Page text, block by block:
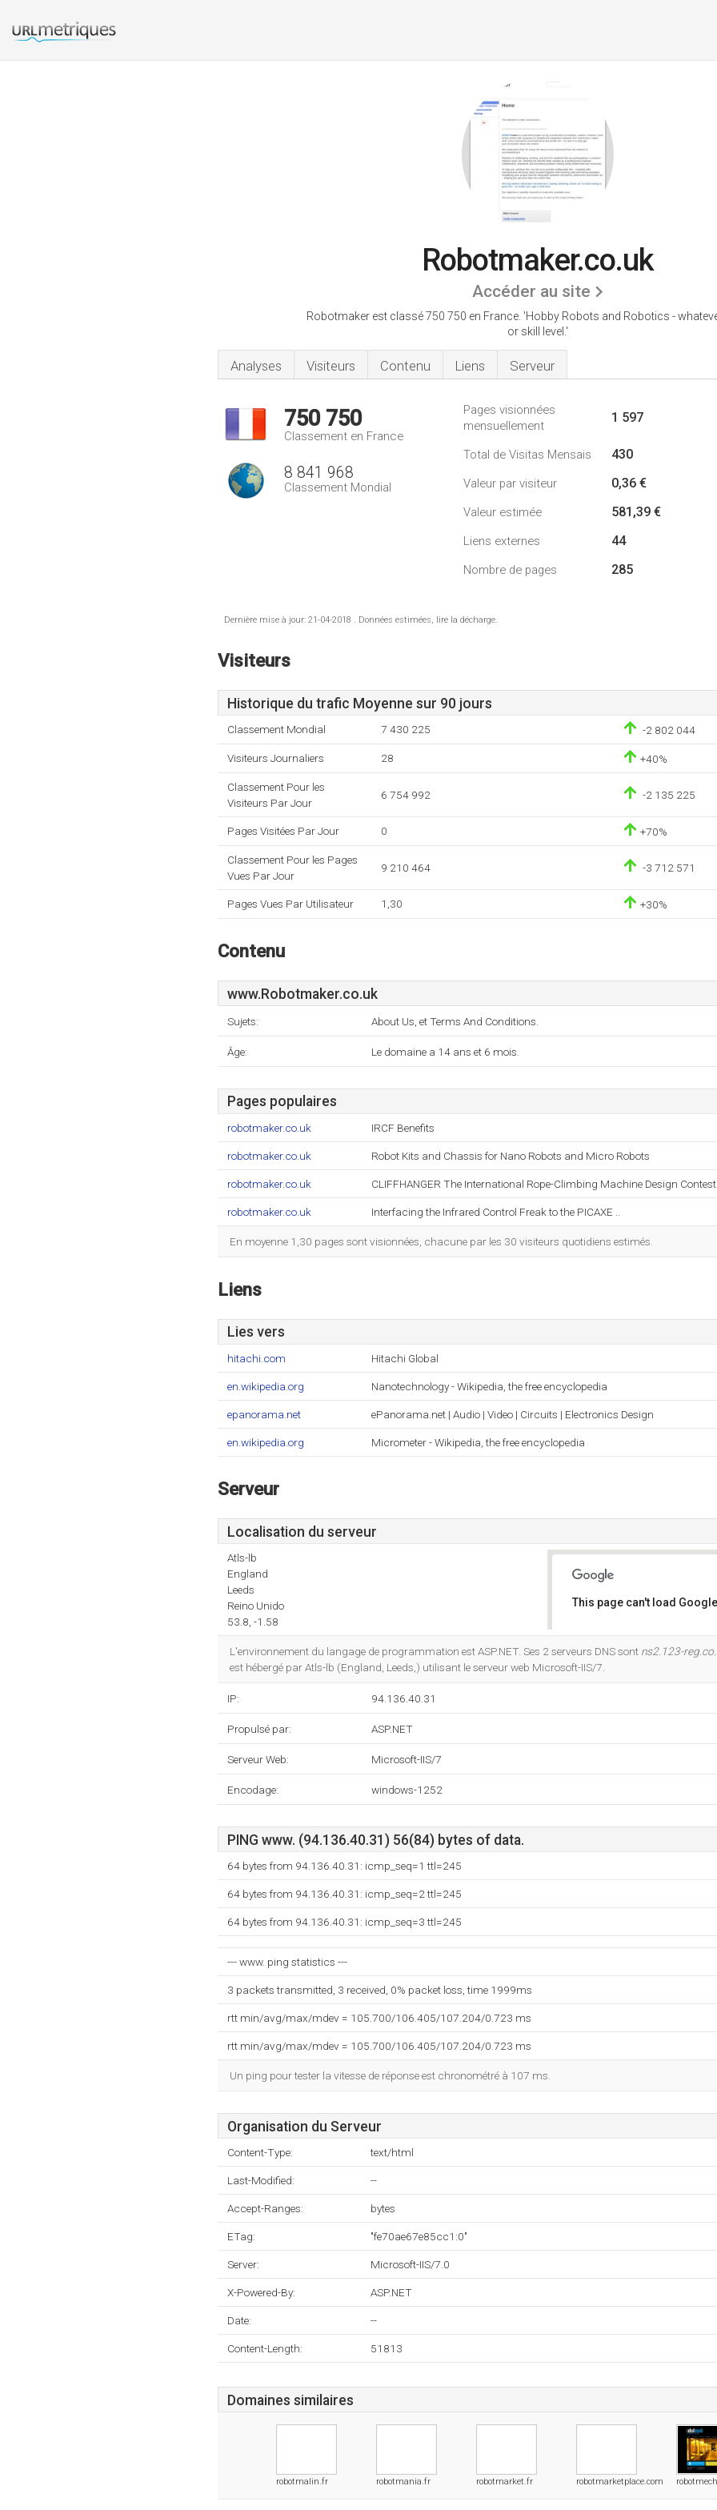
Robotmaker.co.uk
Accéder au site
Robotmaker est classé 750 750 en France. 'Hobby Robots and Robotics -
or skill level.'
Analyses Visiteurs Contenu Liens Serveur
750 750
Classement en France
8 841 968
Classement Mondial
Pages visionnées
mensuellement
1 597
Total de Visitas Mensais 430
Valeur par visiteur 0,36 €
Valeur estimée 581,39 €
Liens externes 44
Nombre de pages 285
Dernière mise à jour: 21-04-2018 . Données estimées, lire la décharge.
Visiteurs
Historique du trafic Moyenne sur 90 jours
Classement Mondial 7 430 225 -2 802 044
Visiteurs Journaliers 28 +40%
Classement Pour les
Visiteurs Par Jour
6 754 992 -2 135 225
Pages Visitées Par Jour 0 +70%
Classement Pour les Pages
Vues Par Jour
9 210 464 -3 712 571
Pages Vues Par Utilisateur 1,30 +30%
Contenu
www.Robotmaker.co.uk
Sujets: About Us, et Terms And Conditions.
Âge: Le domaine a 14 ans et 6 mois.
Pages populaires
robotmaker.co.uk IRCF Benefits
robotmaker.co.uk Robot Kits and Chassis for Nano Robots and Micro Robots
robotmaker.co.uk CLIFFHANGER The International Rope-Climbing Machine Design Contest
robotmaker.co.uk Interfacing the Infrared Control Freak to the PICAXE ..
En moyenne 1,30 pages sont visionnées, chacune par les 30 visiteurs quotidiens estimés.
Liens
Lies vers
hitachi.com Hitachi Global
en.wikipedia.org Nanotechnology - Wikipedia, the free encyclopedia
epanorama.net ePanorama.net | Audio | Video | Circuits | Electronics Design
en.wikipedia.org Micrometer - Wikipedia, the free encyclopedia
Serveur
Localisation du serveur
Atls-lb
England
Leeds
Reino Unido
53.8, -1.58
This page can't load
L'environnement du langage de programmation est ASP.NET. Ses 2 serveurs DNS sont ns2.123-
est hébergé par Atls-lb (England, Leeds,) utilisant le serveur web Microsoft-IIS/7.
IP: 94.136.40.31
Propulsé par: ASP.NET
Serveur Web: Microsoft-IIS/7
Encodage: windows-1252
PING www. (94.136.40.31) 56(84) bytes of data.
64 bytes from 94.136.40.31: icmp_seq=1 ttl=245
64 bytes from 94.136.40.31: icmp_seq=2 ttl=245
64 bytes from 94.136.40.31: icmp_seq=3 ttl=245
--- www. ping statistics ---
3 packets transmitted, 3 received, 0% packet loss, time 1999ms
rtt min/avg/max/mdev = 105.700/106.405/107.204/0.723 ms
rtt min/avg/max/mdev = 105.700/106.405/107.204/0.723 ms
Un ping pour tester la vitesse de réponse est chronométré à 107 ms.
Organisation du Serveur
Content-Type: text/html
Last-Modified: --
Accept-Ranges: bytes
ETag: "fe70ae67e85cc1:0"
Server: Microsoft-IIS/7.0
X-Powered-By: ASP.NET
Date: --
Content-Length: 51813
Domaines similaires
robotmalin.fr robotmania.fr robotmarket.fr robotmarketplace.com